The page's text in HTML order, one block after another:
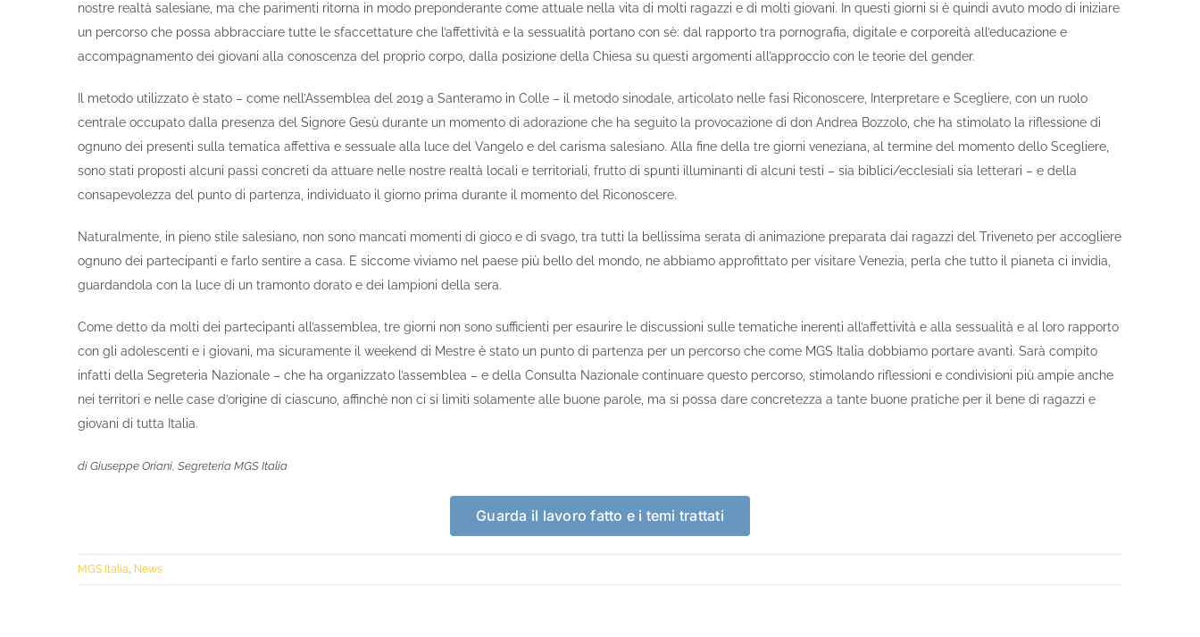
nostre realtà salesiane, ma che parimenti ritorna in modo preponderante come attuale nella vita di molti ragazzi e di molti giovani. In questi giorni si è quindi avuto modo di iniziare
un percorso che possa abbracciare tutte le sfaccettature che l’affettività e la sessualità portano con sè: dal rapporto tra pornografia, digitale e corporeità all’educazione e
accompagnamento dei giovani alla conoscenza del proprio corpo, dalla posizione della Chiesa su questi argomenti all’approccio con le teorie del gender.
Il metodo utilizzato è stato – come nell’Assemblea del 2019 a Santeramo in Colle – il metodo sinodale, articolato nelle fasi Riconoscere, Interpretare e Scegliere, con un ruolo
centrale occupato dalla presenza del Signore Gesù durante un momento di adorazione che ha seguito la provocazione di don Andrea Bozzolo, che ha stimolato la riflessione di
ognuno dei presenti sulla tematica affettiva e sessuale alla luce del Vangelo e del carisma salesiano. Alla fine della tre giorni veneziana, al termine del momento dello Scegliere,
sono stati proposti alcuni passi concreti da attuare nelle nostre realtà locali e territoriali, frutto di spunti illuminanti di alcuni testi – sia biblici/ecclesiali sia letterari – e della
consapevolezza del punto di partenza, individuato il giorno prima durante il momento del Riconoscere.
Naturalmente, in pieno stile salesiano, non sono mancati momenti di gioco e di svago, tra tutti la bellissima serata di animazione preparata dai ragazzi del Triveneto per accogliere
ognuno dei partecipanti e farlo sentire a casa. E siccome viviamo nel paese più bello del mondo, ne abbiamo approfittato per visitare Venezia, perla che tutto il pianeta ci invidia,
guardandola con la luce di un tramonto dorato e dei lampioni della sera.
Come detto da molti dei partecipanti all’assemblea, tre giorni non sono sufficienti per esaurire le discussioni sulle tematiche inerenti all’affettività e alla sessualità e al loro rapporto
con gli adolescenti e i giovani, ma sicuramente il weekend di Mestre è stato un punto di partenza per un percorso che come MGS Italia dobbiamo portare avanti. Sarà compito
infatti della Segreteria Nazionale – che ha organizzato l’assemblea – e della Consulta Nazionale continuare questo percorso, stimolando riflessioni e condivisioni più ampie anche
nei territori e nelle case d’origine di ciascuno, affinchè non ci si limiti solamente alle buone parole, ma si possa dare concretezza a tante buone pratiche per il bene di ragazzi e
giovani di tutta Italia.
di Giuseppe Oriani, Segreteria MGS Italia
Guarda il lavoro fatto e i temi trattati
MGS Italia, News